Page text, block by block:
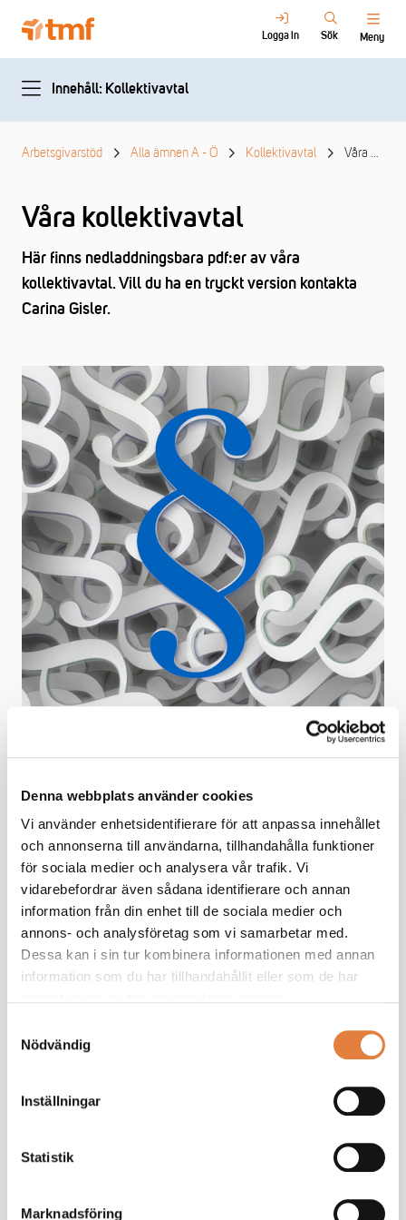
Denna webbplats använder cookies
Vi använder enhetsidentifierare för att anpassa innehållet
och annonserna till användarna, tillhandahålla funktioner
för sociala medier och analysera vår trafik. Vi
vidarebefordrar även sådana identifierare och annan
information från din enhet till de sociala medier och
annons- och analysföretag som vi samarbetar med.
Dessa kan i sin tur kombinera informationen med annan
information som du har tillhandahållit eller som de har
Nödvändig
Inställningar
Statistik
Marknadsföring
Logga in Sök Meny
Innehåll: Kollektivavtal
Arbetsgivarstöd Alla ämnen A - Ö Kollektivavtal Våra kollektivavtal
Våra kollektivavtal
Här finns nedladdningsbara pdf:er av våra
kollektivavtal. Vill du ha en tryckt version kontakta
Carina Gisler.
medlemsexklusivt innehåll
Vi ger dig ett effektivt stöd som chef. Tillsammans
bygger vi din kunskap.
Ta de lav branschanpassade kollektivavtal som
underlättar vardagen
Saknar du ett medlemskonto?Registrera här
- alla vardagar kl 08:30-